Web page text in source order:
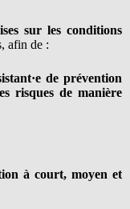
sur les conditions
afin de :
de prévention
risques de manière
à court, moyen et